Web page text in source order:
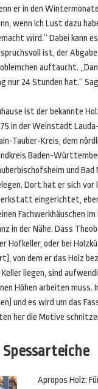
er in den
wenn ich Lust dazu
wird.“ Dabei kann
ist, der
auftaucht.
nur 24 Stunden hat.“
ist der bekannte
in der Weinstadt
Tauber-Kreis, dem
Baden-
und
Dort hat er sich vor
eingerichtet,
Fachwerkhäuschen
in der Nähe. Dass
oder bei
von dem er das Holz
liegen, sind
Höhen arbeiten muss.
und es wird um das
her die Motive
Apropos Holz: